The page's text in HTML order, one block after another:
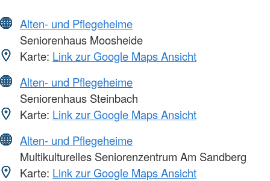
Alten- und Pflegeheime
Seniorenhaus Moosheide
Karte: Link zur Google Maps Ansicht
Alten- und Pflegeheime
Seniorenhaus Steinbach
Karte: Link zur Google Maps Ansicht
Alten- und Pflegeheime
Multikulturelles Seniorenzentrum Am Sandberg
Karte: Link zur Google Maps Ansicht